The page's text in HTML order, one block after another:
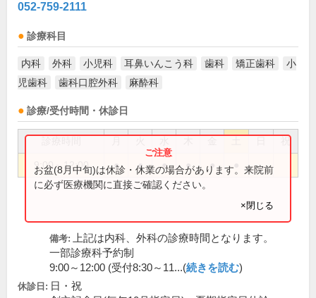
052-759-2111
診療科目
内科 外科 小児科 耳鼻いんこう科 歯科 矯正歯科
小
児歯科
歯科口腔外科 麻酔科
診療/受付時間・休診日
祝
9:00～12:00 ● ● ● ● ●
お盆(8月中旬)は休診・休業の場合があります。来院前
に必ず医療機関に直接ご確認ください。
×閉じる
備考:
上記は内科、外科の診療時間となります。
一部診療科予約制
9:00～12:00 (受付8:30～11...(続きを読む)
休診日: 日・祝